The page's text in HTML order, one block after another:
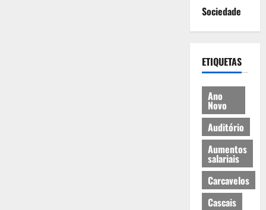
Sociedade
ETIQUETAS
Ano
Novo
Auditório
Aumentos
salariais
Carcavelos
Cascais